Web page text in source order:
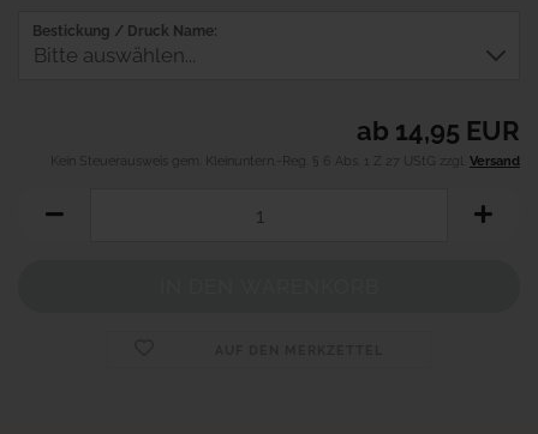
Bestickung / Druck Name:
ab 14,95 EUR
Kein Steuerausweis gem. Kleinuntern.-Reg. § 6 Abs. 1 Z 27 UStG zzgl. Versand